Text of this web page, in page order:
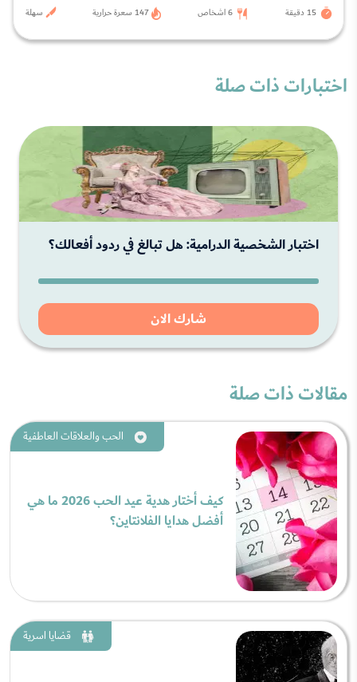
15 دقيقة 6 اشخاص 147 سعرة حرارية سهلة
اختبارات ذات صلة
اختبار الشخصية الدرامية: هل تبالغ في ردود أفعالك؟
شارك الان
مقالات ذات صلة
الحب والعلاقات العاطفية
كيف أختار هدية عيد الحب 2026 ما هي
أفضل هدايا الفلانتاين؟
قضايا اسرية